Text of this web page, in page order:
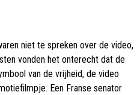
niet te spreken over de video,
vonden het onterecht dat de
van de vrijheid, de video
Een Franse senator